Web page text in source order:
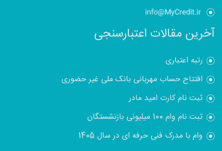
آخرین مقالات اعتبارسنجی
رتبه اعتباری
افتتاح حساب مهربانی بانک ملی غیر حضوری
ثبت نام کارت امید مادر
ثبت نام وام 100 میلیونی بازنشستگان
وام با مدرک فنی حرفه ای در سال 1405